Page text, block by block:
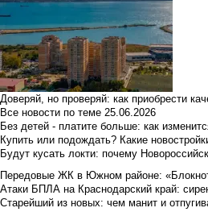
Доверяй, но проверяй: как приобрести
Все новости по теме 25.06.2026
Без детей - платите больше: как
Купить или подождать? Какие
Будут кусать локти: почему
Передовые ЖК в Южном районе:
Атаки БПЛА на Краснодарский край:
Старейший из новых: чем манит и